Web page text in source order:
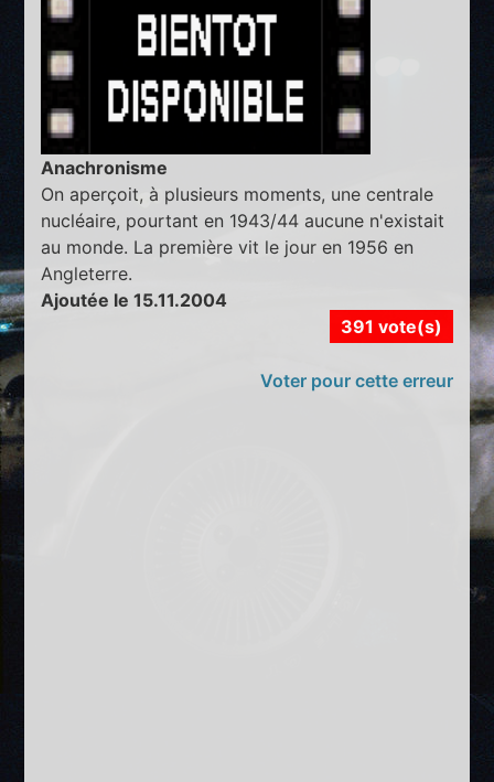
Anachronisme
On aperçoit, à plusieurs moments, une centrale
nucléaire, pourtant en 1943/44 aucune n'existait
au monde. La première vit le jour en 1956 en
Angleterre.
Ajoutée le 15.11.2004
391 vote(s)
Voter pour cette erreur